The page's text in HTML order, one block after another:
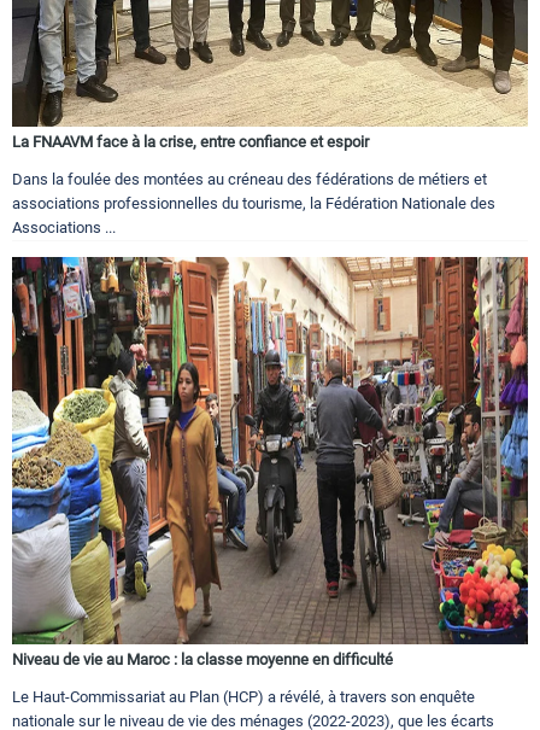
La FNAAVM face à la crise, entre confiance et espoir
Dans la foulée des montées au créneau des fédérations de métiers et
associations professionnelles du tourisme, la Fédération Nationale des
Associations ...
Niveau de vie au Maroc : la classe moyenne en difficulté
Le Haut-Commissariat au Plan (HCP) a révélé, à travers son enquête
nationale sur le niveau de vie des ménages (2022-2023), que les écarts